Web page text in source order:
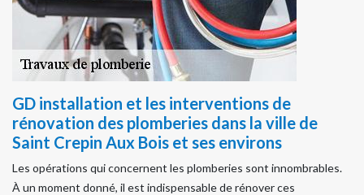
GD installation et les interventions de
rénovation des plomberies dans la ville de
Saint Crepin Aux Bois et ses environs
Les opérations qui concernent les plomberies sont innombrables.
À un moment donné, il est indispensable de rénover ces